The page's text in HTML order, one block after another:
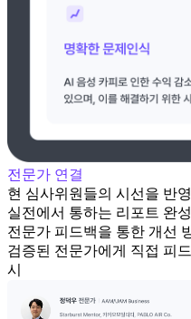
전문가 연결
현 심사위원들의 시선을 반
실전에서 통하는 리포트 완성
전문가 피드백을 통한 개선
검증된 전문가에게 직접 피
시